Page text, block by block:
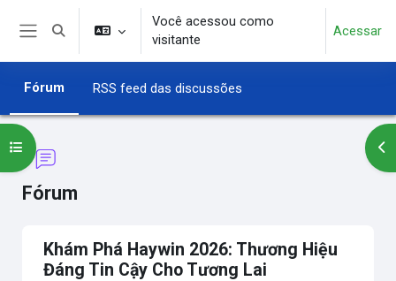
Ir para o conteúdo principal
Alternar entrada de pesquisa
Você acessou como
visitante
Acessar
Fórum RSS feed das discussões
Fórum
Abrir índice do curso
Khám Phá Haywin 2026: Thương Hiệu
Đáng Tin Cậy Cho Tương Lai